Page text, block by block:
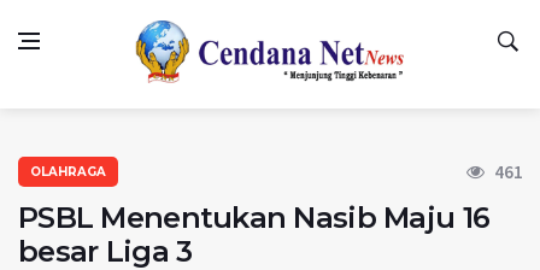
OLAHRAGA
PSBL Menentukan Nasib Maju 16
besar Liga 3
461